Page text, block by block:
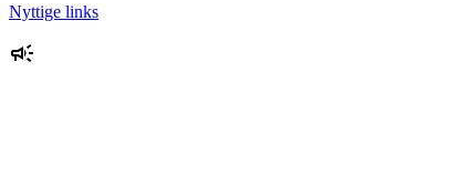
Nyttige links